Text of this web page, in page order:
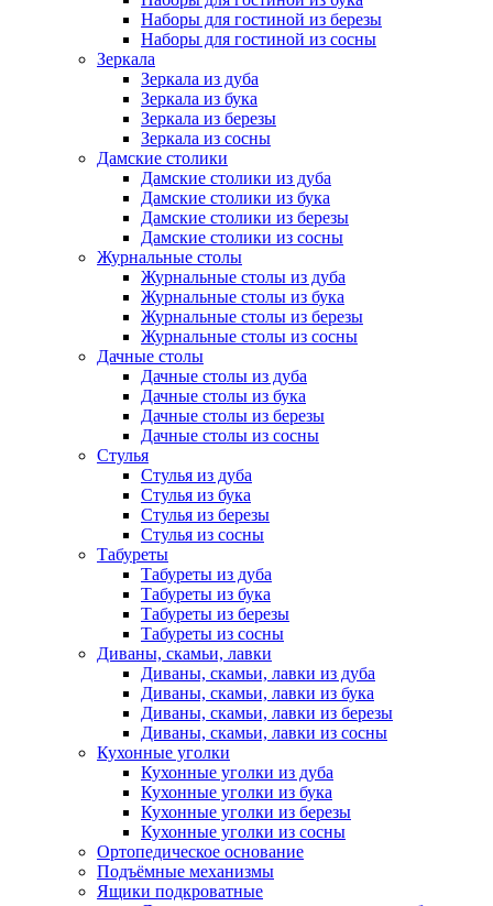
Наборы для гостиной из березы
Наборы для гостиной из сосны
Зеркала
Зеркала из дуба
Зеркала из бука
Зеркала из березы
Зеркала из сосны
Дамские столики
Дамские столики из дуба
Дамские столики из бука
Дамские столики из березы
Дамские столики из сосны
Журнальные столы
Журнальные столы из дуба
Журнальные столы из бука
Журнальные столы из березы
Журнальные столы из сосны
Дачные столы
Дачные столы из дуба
Дачные столы из бука
Дачные столы из березы
Дачные столы из сосны
Стулья
Стулья из дуба
Стулья из бука
Стулья из березы
Стулья из сосны
Табуреты
Табуреты из дуба
Табуреты из бука
Табуреты из березы
Табуреты из сосны
Диваны, скамьи, лавки
Диваны, скамьи, лавки из дуба
Диваны, скамьи, лавки из бука
Диваны, скамьи, лавки из березы
Диваны, скамьи, лавки из сосны
Кухонные уголки
Кухонные уголки из дуба
Кухонные уголки из бука
Кухонные уголки из березы
Кухонные уголки из сосны
Ортопедическое основание
Подъёмные механизмы
Ящики подкроватные